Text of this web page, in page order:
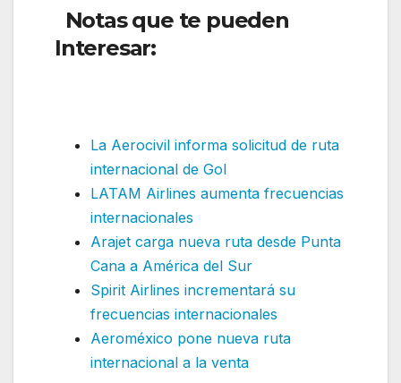
Notas que te pueden
Interesar:
La Aerocivil informa solicitud de ruta
internacional de Gol
LATAM Airlines aumenta frecuencias
internacionales
Arajet carga nueva ruta desde Punta
Cana a América del Sur
Spirit Airlines incrementará su
frecuencias internacionales
Aeroméxico pone nueva ruta
internacional a la venta